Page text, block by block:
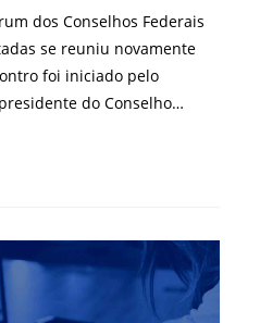
dos Conselhos Federais
se reuniu novamente
foi iniciado pelo
do Conselho…